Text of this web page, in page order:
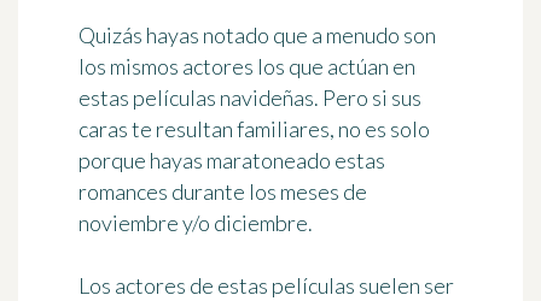
Quizás hayas notado que a menudo son
los mismos actores los que actúan en
estas películas navideñas. Pero si sus
caras te resultan familiares, no es solo
porque hayas maratoneado estas
romances durante los meses de
noviembre y/o diciembre.
Los actores de estas películas suelen ser